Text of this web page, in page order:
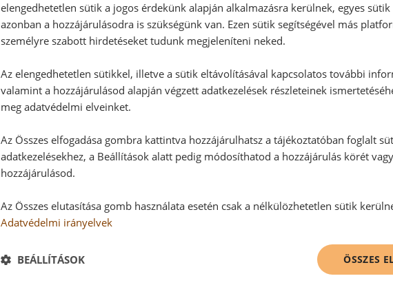
Sütési idő: kb. 22-25 perc
Kérjük, vegye figyelembe saját
A pudingos párnákat a tepsivel
Tipp:
Más ízű pudingot is
elengedhetetlen sütik a jogos érdekünk alapján alkalmazásra kerülnek, egyes
azonban a hozzájárulásodra is szükségünk van. Ezen sütik segítségével más
személyre szabott hirdetéseket tudunk megjeleníteni neked.
Az elengedhetetlen sütikkel, illetve a sütik eltávolításával kapcsolatos további
valamint a hozzájárulásod alapján végzett adatkezelések részleteinek
meg adatvédelmi elveinket.
Az Összes elfogadása gombra kattintva hozzájárulhatsz a tájékoztatóban foglalt
adatkezelésekhez, a Beállítások alatt pedig módosíthatod a hozzájárulás körét
hozzájárulásod.
Az Összes elutasítása gomb használata esetén csak a nélkülözhetetlen sütik
Adatvédelmi irányelvek
ÖSSZES
BEÁLLÍTÁSOK